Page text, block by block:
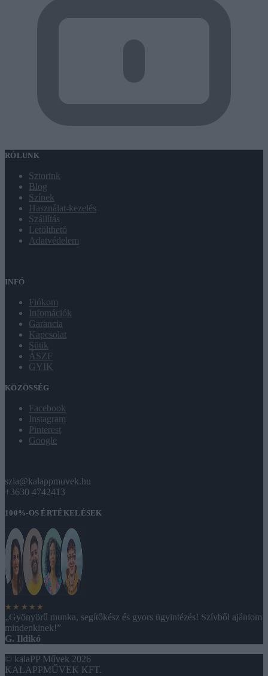
RÓLUNK
Sztorink
Blog
Színek
Használat-kezelés
Szállítás
Letölthető
Adatvédelem
INFÓ
Fiókom
Infomációk
Garancia
Kapcsolat
Sütik
ÁSZF
GYIK
KÖZÖSSÉG
Facebook
Instagram
Pinterest
Google
szia@kalappmuvek.hu
+3630 4742413
100%-OS ÉRTÉKELÉSEK
★★★★★
„Gyönyörű munka, segítőkész és gyors ügyintézés! Szívből ajánlom
mindenkinek!”
G. Ildikó
© kalaPP Művek 2026
KALAPPMŰVEK KFT.